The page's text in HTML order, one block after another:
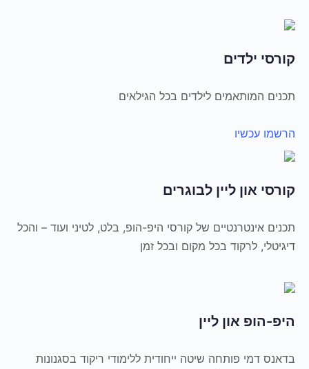
קורסי ילדים
תכנים המותאמים לילדים בכל הגילאים
הרשמו עכשיו
קורסי און ליין לבוגרים
תכנים אינטרנטיים של קורסי היפ-הופ, בלט, לטיני ועוד – והכל
דיגיטלי, לרקוד בכל מקום ובכל זמן
היפ-הופ און ליין
בדאנס דמי פותחה שיטה ייחודית ללימודי ריקוד בסגנונות